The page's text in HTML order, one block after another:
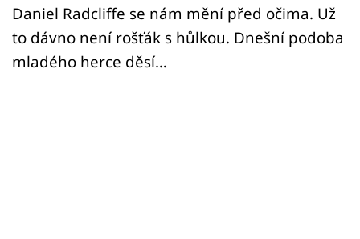
Sledujte nás
Daniel Radcliffe se nám mění před očima. Už
to dávno není rošťák s hůlkou. Dnešní podoba
mladého herce děsí…